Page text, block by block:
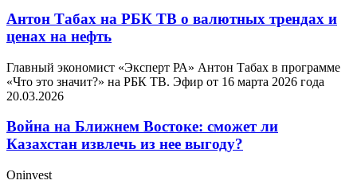
Антон Табах на РБК ТВ о валютных трендах и
ценах на нефть
Главный экономист «Эксперт РА» Антон Табах в программе
«Что это значит?» на РБК ТВ. Эфир от 16 марта 2026 года
20.03.2026
Война на Ближнем Востоке: сможет ли
Казахстан извлечь из нее выгоду?
Oninvest